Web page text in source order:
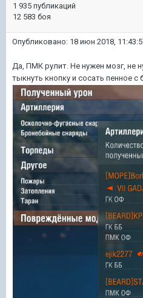
1 935 публикаций
12 583 боя
Опубликовано: 18 июн 2018,
Да, ПМК рулит. Не нужен мозг, не
тыкнуть кнопку и сосать пенное с